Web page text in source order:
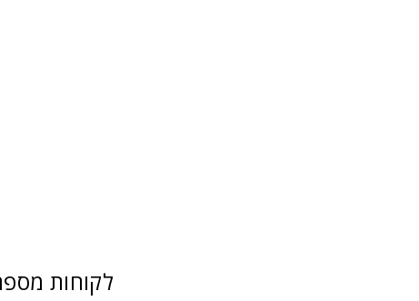
לקוחות